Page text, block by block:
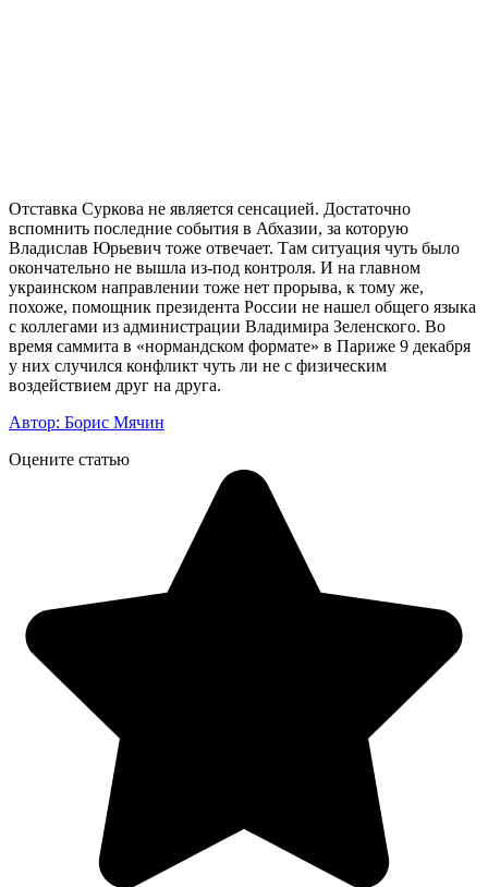
Отставка Суркова не является сенсацией. Достаточно
вспомнить последние события в Абхазии, за которую
Владислав Юрьевич тоже отвечает. Там ситуация чуть было
окончательно не вышла из-под контроля. И на главном
украинском направлении тоже нет прорыва, к тому же,
похоже, помощник президента России не нашел общего языка
с коллегами из администрации Владимира Зеленского. Во
время саммита в «нормандском формате» в Париже 9 декабря
у них случился конфликт чуть ли не с физическим
воздействием друг на друга.
Автор: Борис Мячин
Оцените статью